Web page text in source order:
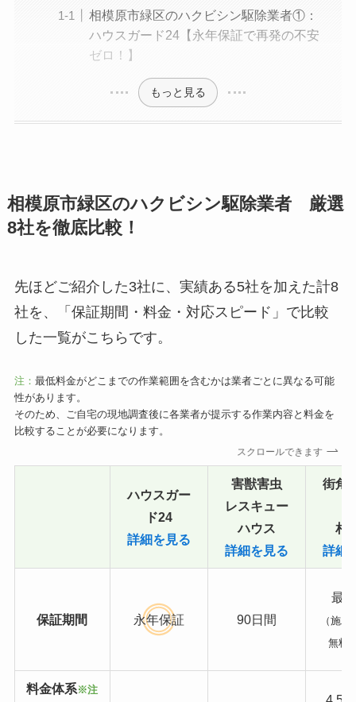
相模原市緑区のハクビシン駆除業者①：
ハウスガード24【永年保証で再発の不安
ゼロ！】
もっと見る
相模原市緑区のハクビシン駆除業者 厳選
8社を徹底比較！
先ほどご紹介した3社に、実績ある5社を加えた計8
社を、「保証期間・料金・対応スピード」で比較
した一覧がこちらです。
注： 最低料金がどこまでの作業範囲を含むかは業者ごとに異なる可能
性があります。
そのため、ご自宅の現地調査後に各業者が提示する作業内容と料金を
比較することが必要になります。
スクロールできます
ハウスガー
ド24
詳細を見る
害獣害虫
レスキュー
ハウス
詳細を見る
街角
相
詳細
保証期間 永年保証 90日間
最
（施
無料
料金体系※注